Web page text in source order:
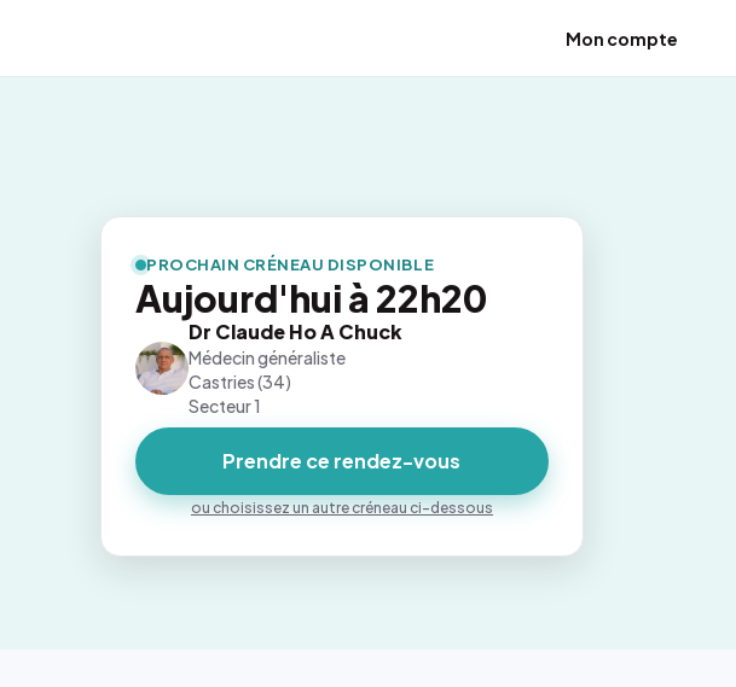
Mon compte
PROCHAIN CRÉNEAU DISPONIBLE
Aujourd'hui à 22h20
Dr Claude Ho A Chuck
Médecin généraliste
Castries (34)
Secteur 1
Prendre ce rendez-vous
ou choisissez un autre créneau ci-dessous